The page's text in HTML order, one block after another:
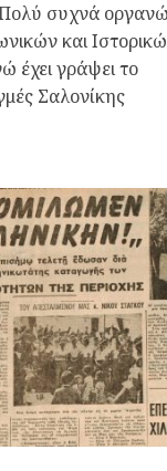
συχνά
και
έχει γράψει το
Σαλονίκης